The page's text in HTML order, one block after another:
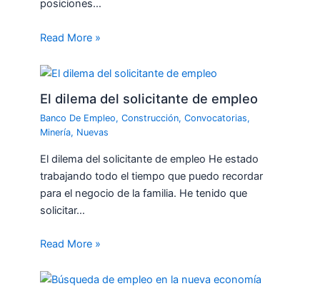
posiciones…
Read More »
El dilema del solicitante de empleo
Banco De Empleo,Construcción,Convocatorias,
Minería, Nuevas
El dilema del solicitante de empleo He estado
trabajando todo el tiempo que puedo recordar
para el negocio de la familia. He tenido que
solicitar…
Read More »